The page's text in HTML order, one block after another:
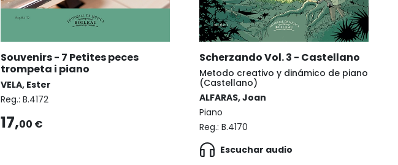
Souvenirs - 7 Petites peces
trompeta i piano
VELA, Ester
Reg.: B.4172
17,00 €
Scherzando Vol. 3 - Castellano
Metodo creativo y dinámico de piano
(Castellano)
ALFARAS, Joan
Piano
Reg.: B.4170
Escuchar audio